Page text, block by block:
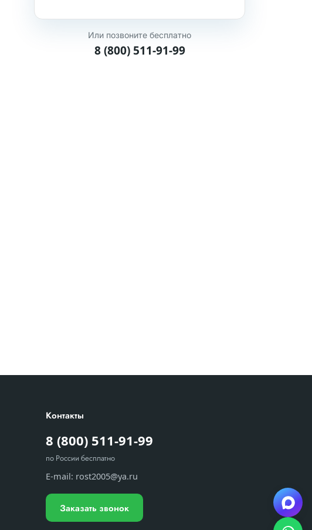
Или позвоните бесплатно
8 (800) 511-91-99
Контакты
8 (800) 511-91-99
по России бесплатно
E-mail: rost2005@ya.ru
Заказать звонок